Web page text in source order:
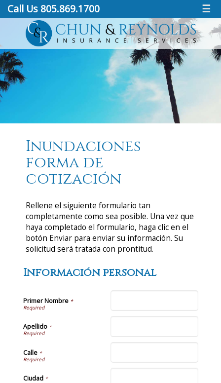
Call Us 805.869.1700 ☰
Inundaciones
forma de
cotización
Rellene el siguiente formulario tan
completamente como sea posible. Una vez que
haya completado el formulario, haga clic en el
botón Enviar para enviar su información. Su
solicitud será tratada con prontitud.
Información personal
Primer Nombre *
Apellido*
Calle*
Ciudad *